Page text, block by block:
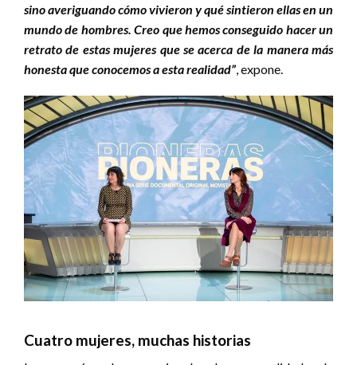
sino averiguando cómo vivieron y qué sintieron ellas en un
mundo de hombres. Creo que hemos conseguido hacer un
retrato de estas mujeres que se acerca de la manera más
honesta que conocemos a esta realidad” , expone.
Cuatro mujeres, muchas historias